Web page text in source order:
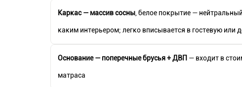
Каркас — массив сосны , белое покрытие —
каким интерьером; легко вписывается в гостевую или
Основание — поперечные брусья + ДВП — входит в
матраса